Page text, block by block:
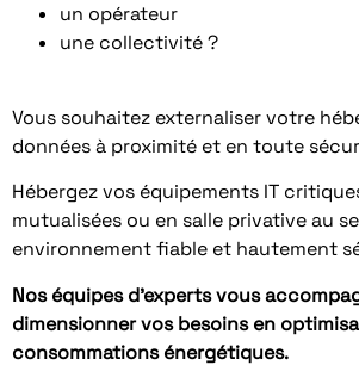
un opérateur
une collectivité ?
Vous souhaitez externaliser votre
données à proximité et en toute
Hébergez vos équipements IT
mutualisées ou en salle privative au
environnement fiable et hautement
Nos équipes d’experts vous
dimensionner vos besoins en
consommations énergétiques.